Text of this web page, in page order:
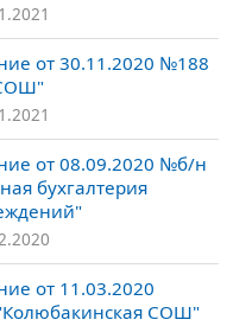
от 30.11.2020 №188
от 08.09.2020 №б/н
бухгалтерия
от 11.03.2020
СОШ"